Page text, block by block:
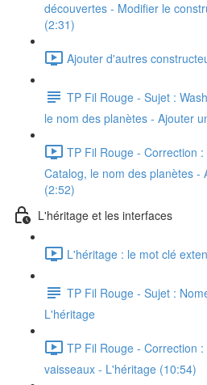
découvertes - Modifier le
(2:31)
Ajouter d'autres
TP Fil Rouge - Sujet :
le nom des planètes - Ajouter
TP Fil Rouge - Correction
Catalog, le nom des planètes -
(2:52)
L'héritage et les interfaces
L'héritage : le mot clé
TP Fil Rouge - Sujet :
L'héritage
TP Fil Rouge - Correction
vaisseaux - L'héritage (10:54)